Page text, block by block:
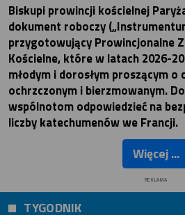
Biskupi prowincji kościelnej
dokument roboczy
przygotowujący Prowincjonalne
Kościelne, które w latach 2026-
młodym i dorosłym proszącym
ochrzczonym i bierzmowanym.
wspólnotom odpowiedzieć na
liczby katechumenów we Francji.
Więcej ...
REKLAMA
TYGODNIK